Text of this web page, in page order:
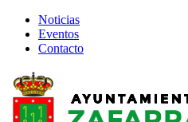
Noticias
Eventos
Contacto